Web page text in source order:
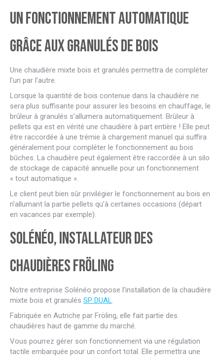
Un fonctionnement automatique
grâce aux granulés de bois
Une chaudière mixte bois et granulés permettra de compléter
l’un par l’autre.
Lorsque la quantité de bois contenue dans la chaudière ne
sera plus suffisante pour assurer les besoins en chauffage, le
brûleur à granulés s’allumera automatiquement. Brûleur à
pellets qui est en vérité une chaudière à part entière ! Elle peut
être raccordée à une trémie à chargement manuel qui suffira
généralement pour compléter le fonctionnement au bois
bûches. La chaudière peut également être raccordée à un silo
de stockage de capacité annuelle pour un fonctionnement
« tout automatique ».
Le client peut bien sûr privilégier le fonctionnement au bois en
n’allumant la partie pellets qu’à certaines occasions (départ
en vacances par exemple).
Solénéo, installateur des
chaudières Fröling
Notre entreprise Solénéo propose l’installation de la chaudière
mixte bois et granulés SP DUAL.
Fabriquée en Autriche par Fröling, elle fait partie des
chaudières haut de gamme du marché.
Vous pourrez gérer son fonctionnement via une régulation
tactile embarquée pour un confort total. Elle permettra une